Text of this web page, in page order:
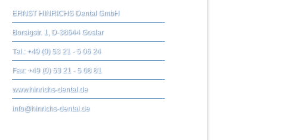
ERNST HINRICHS Dental GmbH
Borsigstr. 1, D-38644 Goslar
Tel.: +49 (0) 53 21 - 5 06 24
Fax: +49 (0) 53 21 - 5 08 81
www.hinrichs-dental.de
info@hinrichs-dental.de